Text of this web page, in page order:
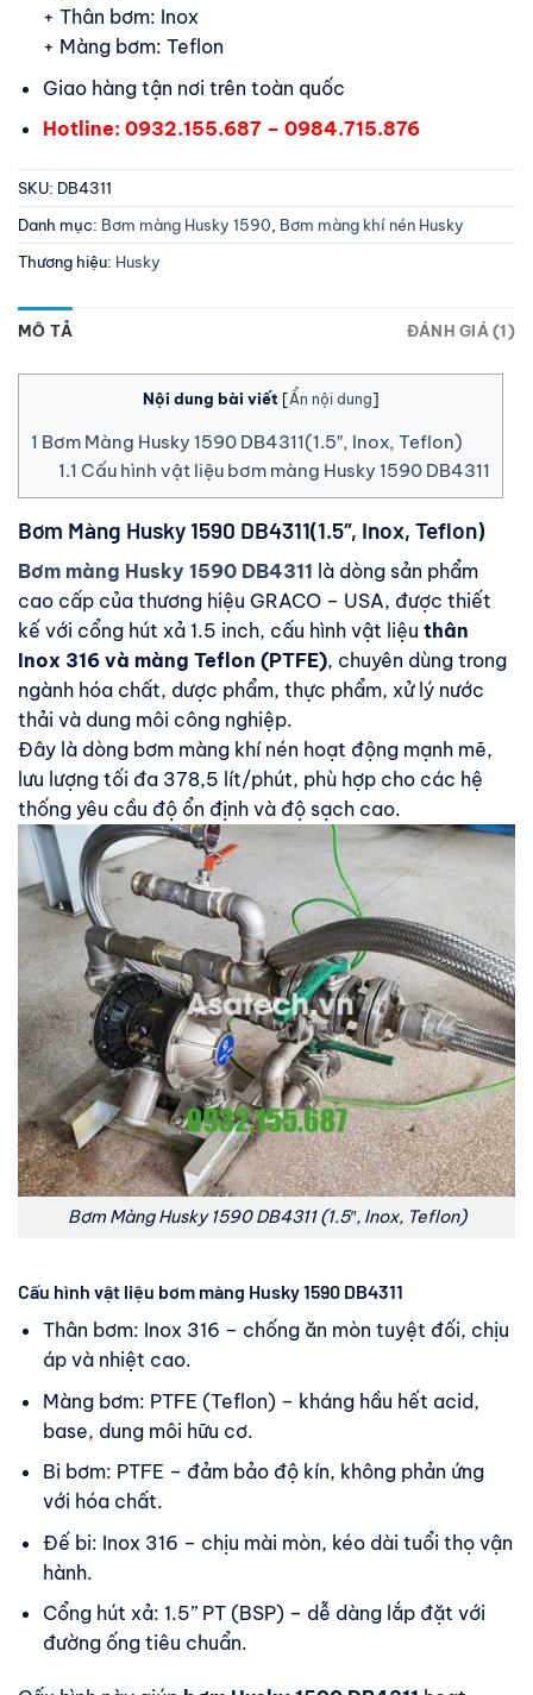
+ Thân bơm: Inox
+ Màng bơm: Teflon
Giao hàng tận nơi trên toàn quốc
Hotline: 0932.155.687 – 0984.715.876
SKU: DB4311
Danh mục: Bơm màng Husky 1590 Bơm màng khí nén Husky
Thương hiệu: Husky
MÔ TẢ ĐÁNH GIÁ (1)
Nội dung bài viết [Ẩn nội dung]
1 Bơm Màng Husky 1590 DB4311(1.5″, Inox, Teflon)
1.1 Cấu hình vật liệu bơm màng Husky 1590 DB4311
Bơm Màng Husky 1590 DB4311(1.5″, Inox, Teflon)
Bơm màng Husky 1590 DB4311 là dòng sản phẩm
cao cấp của thương hiệu GRACO – USA, được thiết
kế với cổng hút xả 1.5 inch, cấu hình vật liệu thân
Inox 316 và màng Teflon (PTFE), chuyên dùng trong
ngành hóa chất, dược phẩm, thực phẩm, xử lý nước
thải và dung môi công nghiệp.
Đây là dòng bơm màng khí nén hoạt động mạnh mẽ,
lưu lượng tối đa 378,5 lít/phút, phù hợp cho các hệ
thống yêu cầu độ ổn định và độ sạch cao.
Bơm Màng Husky 1590 DB4311 (1.5″, Inox, Teflon)
Cấu hình vật liệu bơm màng Husky 1590 DB4311
Thân bơm: Inox 316 – chống ăn mòn tuyệt đối, chịu
áp và nhiệt cao.
Màng bơm: PTFE (Teflon) – kháng hầu hết acid,
base, dung môi hữu cơ.
Bi bơm: PTFE – đảm bảo độ kín, không phản ứng
với hóa chất.
Đế bi: Inox 316 – chịu mài mòn, kéo dài tuổi thọ vận
hành.
Cổng hút xả: 1.5’’ PT (BSP) – dễ dàng lắp đặt với
đường ống tiêu chuẩn.